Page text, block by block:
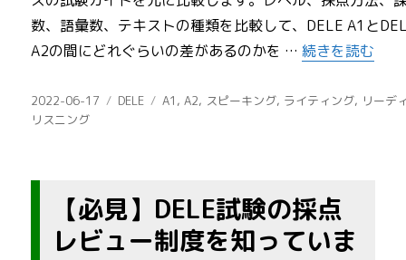
数、語彙数、テキストの種類を比較して、DELE A1と
A2の間にどれぐらいの差があるのかを …“DELE A1と
続きを読む
投
稿
2022-06-17
カ
DELE
タ
A1 ,A2, スピーキング, ライティング, リーデ
リスニング
【必見】DELE試験の採点
レビュー制度を知っていま